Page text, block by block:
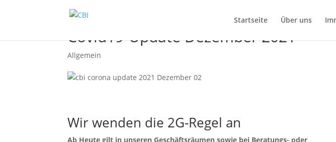
Startseite Über uns
Covid19-Update Dezember 2021
Allgemein
Wir wenden die 2G-Regel an
Ab Heute gilt in unseren Geschäftsräumen sowie bei Beratungs- oder